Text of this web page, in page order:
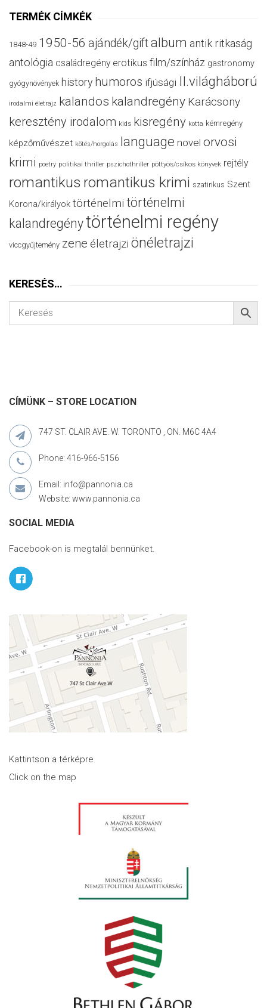
TERMÉK CÍMKÉK
1848-49 1950-56 ajándék/giftalbum antik ritkaság
antológia családregény erotikus film/színház gastronomy
gyógynövények history humoros ifjúsági II.világháború
irodalmi életrajz kalandos kalandregény Karácsony
keresztény irodalom kids kisregény kotta kémregény
képzőművészet kötés/horgolás language novel orvosi
krimi poetry politikai thriller pszichothriller pöttyös/csíkos könyvek rejtély
romantikus romantikus krimi szatirikus Szent
Korona/királyok történelmi történelmi
kalandregénytörténelmi regény
viccgyűjtemény zene életrajzi önéletrajzi
KERESÉS…
CÍMÜNK – STORE LOCATION
747 ST. CLAIR AVE. W. TORONTO , ON. M6C 4A4
Phone: 416-966-5156
Email: info@pannonia.ca
Website: www.pannonia.ca
SOCIAL MEDIA
Facebook-on is megtalál bennünket.
Kattintson a térképre
Click on the map